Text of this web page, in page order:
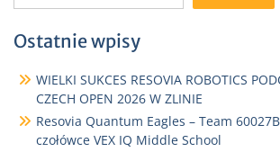
Ostatnie wpisy
WIELKI SUKCES RESOVIA ROBOTICS
CZECH OPEN 2026 W ZLINIE
Resovia Quantum Eagles – Team
czołówce VEX IQ Middle School